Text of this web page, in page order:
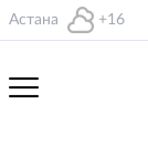
Астана +16